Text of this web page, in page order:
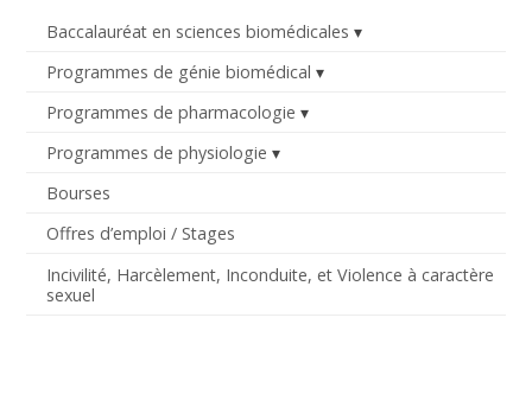
Baccalauréat en sciences biomédicales
Programmes de génie biomédical
Programmes de pharmacologie
Programmes de physiologie
Bourses
Offres d’emploi / Stages
Incivilité, Harcèlement, Inconduite, et Violence à caractère
sexuel